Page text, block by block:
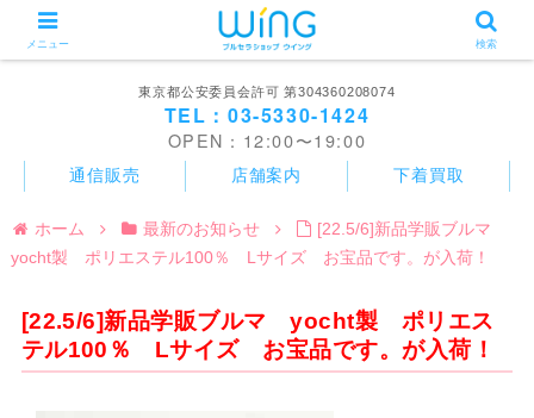
東京都公安委員会許可 第304360208074
TEL：03-5330-1424
OPEN：12:00〜19:00
通信販売 店舗案内 下着買取
ホーム 最新のお知らせ
[22.5/6]新品学販ブルマ
yocht製 ポリエステル100％ Lサイズ お宝品です。が入荷！
[22.5/6]新品学販ブルマ yocht製 ポリエス
テル100％ Lサイズ お宝品です。が入荷！
メニュー 検索